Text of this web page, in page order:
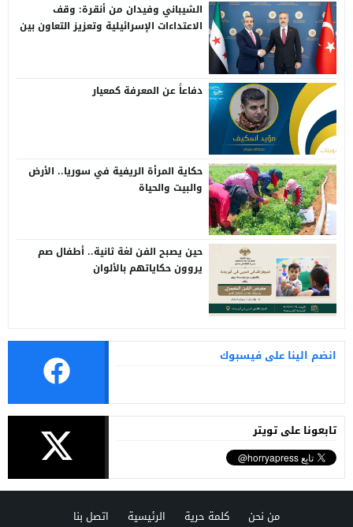
الشيباني وفيدان من أنقرة: وقف
الاعتداءات الإسرائيلية وتعزيز التعاون بين
دفاعاً عن المعرفة كمعيار
حكاية المرأة الريفية في سوريا.. الأرض
والبيت والحياة
حين يصبح الفن لغة ثانية.. أطفال صم
يروون حكاياتهم بالألوان
انضم الينا على فيسبوك
تابعونا على تويتر
من نحن كلمة حرية الرئيسية اتصل بنا